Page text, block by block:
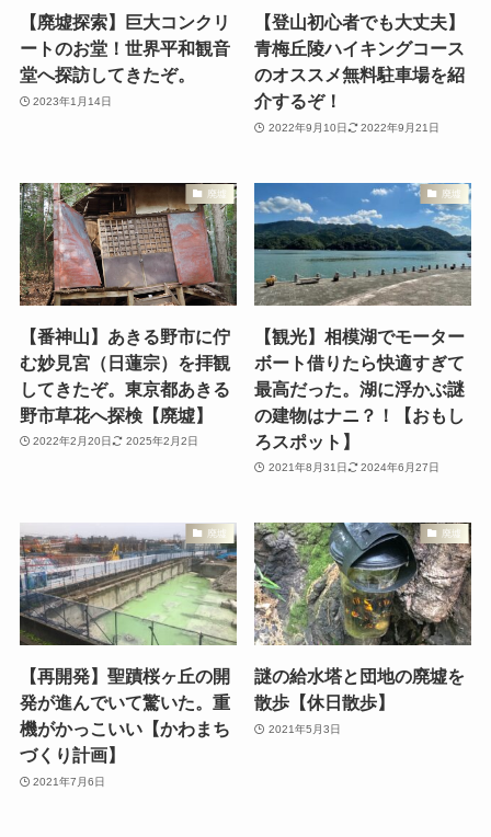
【廃墟探索】巨大コンクリ
ートのお堂！世界平和観音
堂へ探訪してきたぞ。
2023年1月14日
【登山初心者でも大丈夫】
青梅丘陵ハイキングコース
のオススメ無料駐車場を紹
介するぞ！
2022年9月10日 2022年9月21日
廃墟
【番神山】あきる野市に佇
む妙見宮（日蓮宗）を拝観
してきたぞ。東京都あきる
野市草花へ探検【廃墟】
2022年2月20日 2025年2月2日
廃墟
【観光】相模湖でモーター
ボート借りたら快適すぎて
最高だった。湖に浮かぶ謎
の建物はナニ？！【おもし
ろスポット】
2021年8月31日 2024年6月27日
廃墟
【再開発】聖蹟桜ヶ丘の開
発が進んでいて驚いた。重
機がかっこいい【かわまち
づくり計画】
2021年7月6日
廃墟
謎の給水塔と団地の廃墟を
散歩【休日散歩】
2021年5月3日